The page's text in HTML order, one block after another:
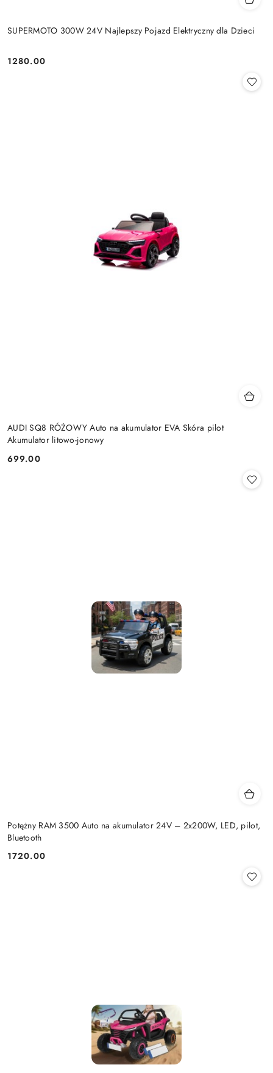
SUPERMOTO 300W 24V Najlepszy Pojazd Elektryczny dla Dzieci
Cena:
1280.00
AUDI SQ8 RÓŻOWY Auto na akumulator EVA Skóra pilot
Akumulator litowo-jonowy
Cena:
699.00
Potężny RAM 3500 Auto na akumulator 24V – 2x200W, LED, pilot,
Bluetooth
Cena:
1720.00